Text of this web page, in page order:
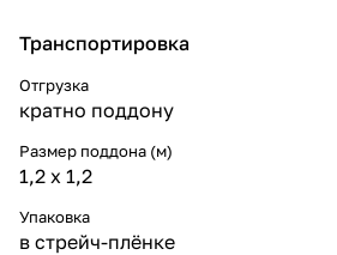
Транспортировка
Отгрузка
кратно поддону
Размер поддона (м)
1,2 x 1,2
Упаковка
в стрейч-плёнке